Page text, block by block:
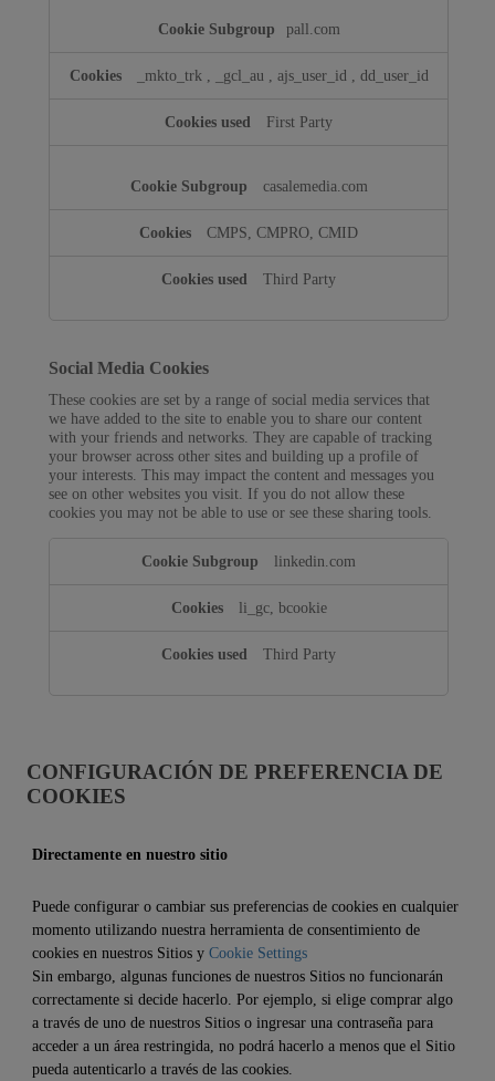
pall.com
_mkto_trk , _gcl_au , ajs_user_id , dd_user_id
First Party
casalemedia.com
CMPS, CMPRO, CMID
Third Party
Social Media Cookies
These cookies are set by a range of social media services that
we have added to the site to enable you to share our content
with your friends and networks. They are capable of tracking
your browser across other sites and building up a profile of
your interests. This may impact the content and messages you
see on other websites you visit. If you do not allow these
cookies you may not be able to use or see these sharing tools.
linkedin.com
li_gc, bcookie
Third Party
CONFIGURACIÓN DE PREFERENCIA DE
COOKIES
Directamente en nuestro sitio
Puede configurar o cambiar sus preferencias de cookies en cualquier
momento utilizando nuestra herramienta de consentimiento de
cookies en nuestros Sitios y Cookie Settings
Sin embargo, algunas funciones de nuestros Sitios no funcionarán
correctamente si decide hacerlo. Por ejemplo, si elige comprar algo
a través de uno de nuestros Sitios o ingresar una contraseña para
acceder a un área restringida, no podrá hacerlo a menos que el Sitio
pueda autenticarlo a través de las cookies.